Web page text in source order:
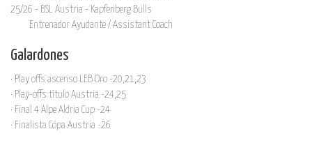
25/26 - BSL Austria - Kapfenberg Bulls
Entrenador Ayudante / Assistant Coach
Galardones
· Play offs ascenso LEB Oro -20,21,23
· Play-offs título Austria -24,25
· Final 4 Alpe Aldria Cup -24
· Finalista Copa Austria -26